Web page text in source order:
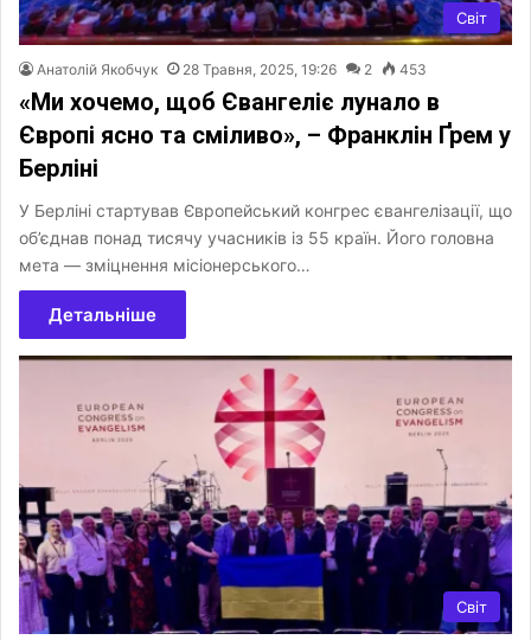
Світ
Анатолій Якобчук 28 Травня, 2025, 19:26 2 453
«Ми хочемо, щоб Євангеліє лунало в
Європі ясно та сміливо», – Франклін Ґрем у
Берліні
У Берліні стартував Європейський конгрес євангелізації, що
об’єднав понад тисячу учасників із 55 країн. Його головна
мета — зміцнення місіонерського…
Детальніше
Світ